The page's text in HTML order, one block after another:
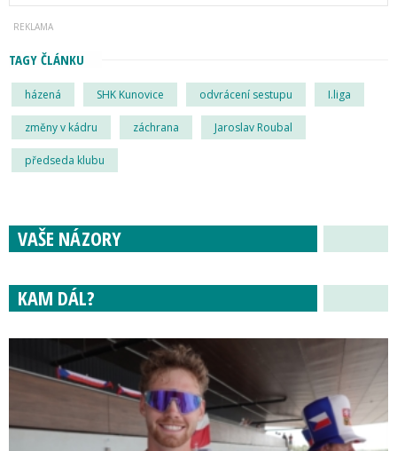
TAGY ČLÁNKU
házená SHK Kunovice odvrácení sestupu I.liga
změny v kádru záchrana Jaroslav Roubal
předseda klubu
VAŠE NÁZORY
KAM DÁL?